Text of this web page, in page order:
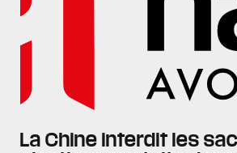
La Chine interdit les